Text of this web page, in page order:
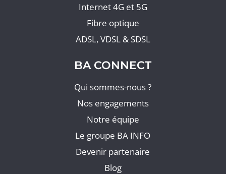
Internet 4G et 5G
Fibre optique
ADSL, VDSL & SDSL
BA CONNECT
Qui sommes-nous ?
Nos engagements
Notre équipe
Le groupe BA INFO
Devenir partenaire
Blog